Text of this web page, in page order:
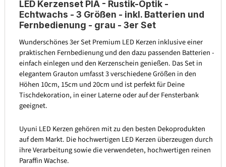
LED Kerzenset PIA - Rustik-Optik -
Echtwachs - 3 Größen - inkl. Batterien und
Fernbedienung - grau - 3er Set
Wunderschönes 3er Set Premium LED Kerzen inklusive einer
praktischen Fernbedienung und den dazu passenden Batterien -
einfach einlegen und den Kerzenschein genießen. Das Set in
elegantem Grauton umfasst 3 verschiedene Größen in den
Höhen 10cm, 15cm und 20cm und ist perfekt für Deine
Tischdekoration, in einer Laterne oder auf der Fensterbank
geeignet.
Uyuni LED Kerzen gehören mit zu den besten Dekoprodukten
auf dem Markt. Die hochwertigen LED Kerzen überzeugen durch
ihre Verarbeitung sowie die verwendeten, hochwertigen reinen
Paraffin Wachse.